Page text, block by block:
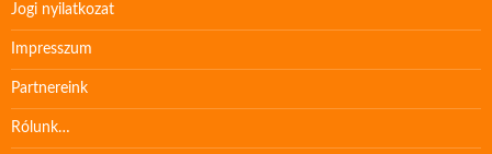
Jogi nyilatkozat
Impresszum
Partnereink
Rólunk…